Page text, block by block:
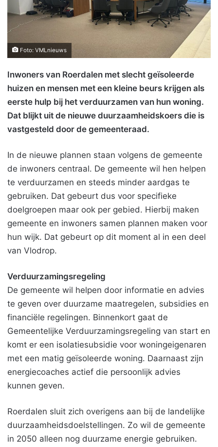
Foto: VMLnieuws
Inwoners van Roerdalen met slecht geïsoleerde
huizen en mensen met een kleine beurs krijgen als
eerste hulp bij het verduurzamen van hun woning.
Dat blijkt uit de nieuwe duurzaamheidskoers die is
vastgesteld door de gemeenteraad.
In de nieuwe plannen staan volgens de gemeente
de inwoners centraal. De gemeente wil hen helpen
te verduurzamen en steeds minder aardgas te
gebruiken. Dat gebeurt dus voor specifieke
doelgroepen maar ook per gebied. Hierbij maken
gemeente en inwoners samen plannen maken voor
hun wijk. Dat gebeurt op dit moment al in een deel
van Vlodrop.
Verduurzamingsregeling
De gemeente wil helpen door informatie en advies
te geven over duurzame maatregelen, subsidies en
financiële regelingen. Binnenkort gaat de
Gemeentelijke Verduurzamingsregeling van start en
komt er een isolatiesubsidie voor woningeigenaren
met een matig geïsoleerde woning. Daarnaast zijn
energiecoaches actief die persoonlijk advies
kunnen geven.
Roerdalen sluit zich overigens aan bij de landelijke
duurzaamheidsdoelstellingen. Zo wil de gemeente
in 2050 alleen nog duurzame energie gebruiken.